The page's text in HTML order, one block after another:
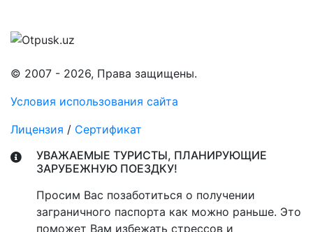
© 2007 - 2026, Права защищены.
Условия использования сайта
Лицензия / Сертификат
УВАЖАЕМЫЕ ТУРИСТЫ, ПЛАНИРУЮЩИЕ
ЗАРУБЕЖНУЮ ПОЕЗДКУ!
Просим Вас позаботиться о получении
заграничного паспорта как можно раньше. Это
поможет Вам избежать стрессов и